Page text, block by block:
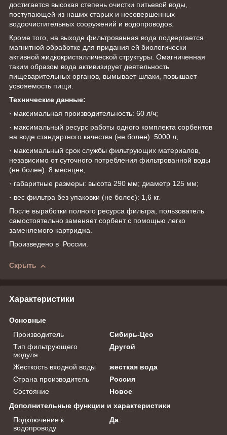
достигается высокая степень очистки питьевой воды,
поступающей из наших старых и несовершенных
водоочистительных сооружений и водопроводов.
Кроме того, на выходе фильтрованная вода подвергается
магнитной обработке для придания ей биологически
активной жидкокристаллической структуры. Омагниченная
таким образом вода активизирует деятельность
пищеварительных органов, вымывает шлаки, повышает
усвояемость пищи.
Технические данные:
· максимальная производительность: 60 л/ч;
· максимальный ресурс работы одного комплекта сорбентов
на воде стандартного качества (не более): 5000 л;
· максимальный срок службы фильтрующих материалов,
независимо от суточного потребления фильтрованной воды
(не более): 8 месяцев;
· габаритные размеры: высота 290 мм; диаметр 125 мм;
· вес фильтра без упаковки (не более): 1,6 кг.
После выработки полного ресурса фильтра, пользователь
самостоятельно заменяет сорбент с помощью легко
заменяемого картриджа.
Произведено в России.
Скрыть
Характеристики
Основные
Производитель
Сибирь-Цео
Тип фильтрующего
модуля
Другой
Жесткость входной воды
жесткая вода
Страна производитель
Россия
Состояние
Новое
Дополнительные функции и характеристики
Подключение к
водопроводу
Да